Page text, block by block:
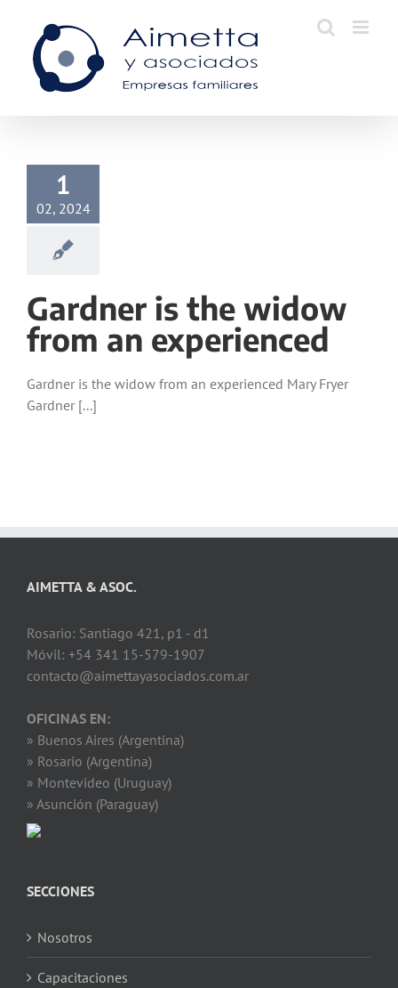
content
1
02, 2024
Gardner is the widow
from an experienced
Gardner is the widow from an experienced Mary Fryer
Gardner [...]
AIMETTA & ASOC.
Rosario: Santiago 421, p1 - d1
Móvil: +54 341 15-579-1907
contacto@aimettayasociados.com.ar
OFICINAS EN:
» Buenos Aires (Argentina)
» Rosario (Argentina)
» Montevideo (Uruguay)
» Asunción (Paraguay)
SECCIONES
Nosotros
Capacitaciones